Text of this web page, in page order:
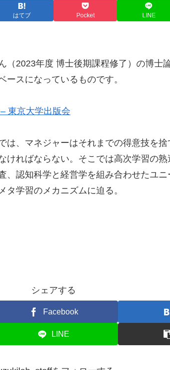
はてブ Pocket LINE
（2023年度 博士後期課程修了）の博士
ースになっているものです。
東京大学出版会
は、マネジャーはそれまでの得意技を
ければならない。そこでは高次学習の
、認知科学と経営学を組み合わせたユ
タ学習のメカニズムに迫る。
シェアする
Facebook
LINE